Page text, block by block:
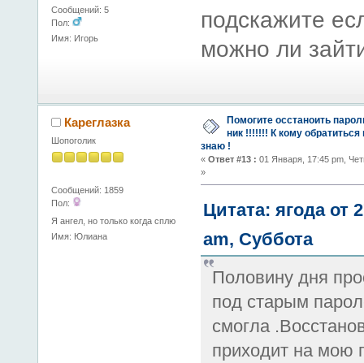
Сообщений: 5
Пол:
Имя: Игорь
подскажите
можно ли
Кареглазка
Шопоголик
Сообщений: 1859
Пол:
Я ангел, но только когда сплю
Имя: Юлиана
Помогите осстаноить
ник !!!!!!! К кому обратиться
знаю !
« Ответ #13 : 01 Января, 17:45 pm,
»
Цитата: ягода от
am, Суббота
Половину дня
под старым
смогла
приходит на мою